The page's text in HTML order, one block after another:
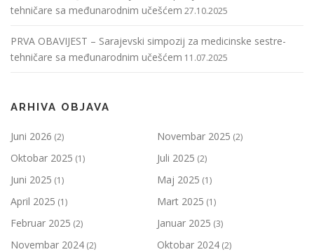
tehničare sa međunarodnim učešćem 27.10.2025
PRVA OBAVIJEST – Sarajevski simpozij za medicinske sestre-
tehničare sa međunarodnim učešćem 11.07.2025
ARHIVA OBJAVA
Juni 2026 (2) Novembar 2025 (2)
Oktobar 2025 (1) Juli 2025 (2)
Juni 2025 (1) Maj 2025 (1)
April 2025 (1) Mart 2025 (1)
Februar 2025 (2) Januar 2025 (3)
Novembar 2024 (2) Oktobar 2024 (2)